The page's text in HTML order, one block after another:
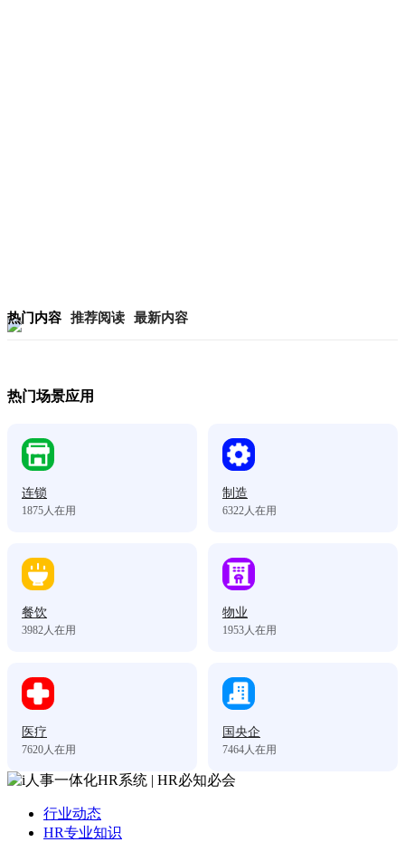
热门内容 推荐阅读 最新内容
热门场景应用
连锁
1875人在用
制造
6322人在用
餐饮
3982人在用
物业
1953人在用
医疗
7620人在用
国央企
7464人在用
行业动态
HR专业知识